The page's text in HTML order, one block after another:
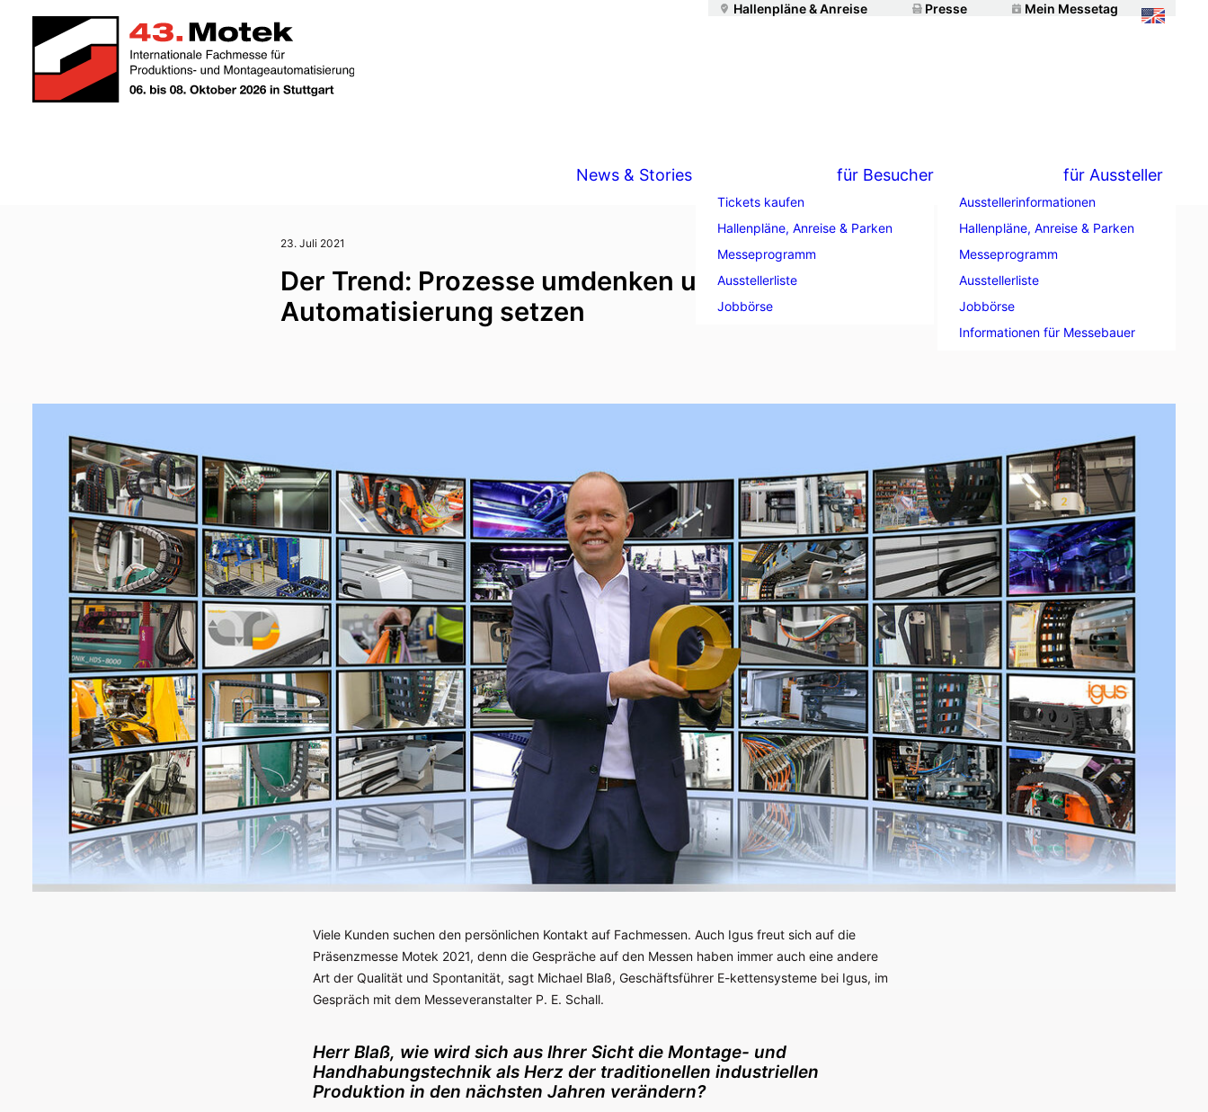
Hallenpläne & Anreise Presse Mein Messetag
News & Stories für Besucher
Tickets kaufen
Hallenpläne, Anreise & Parken
Messeprogramm
Ausstellerliste
Jobbörse
für Aussteller
Ausstellerinformationen
Hallenpläne, Anreise & Parken
Messeprogramm
Ausstellerliste
Jobbörse
Informationen für Messebauer
23. Juli 2021
Der Trend: Prozesse umdenken und auf
Automatisierung setzen
Viele Kunden suchen den persönlichen Kontakt auf Fachmessen. Auch Igus freut sich auf die
Präsenzmesse Motek 2021, denn die Gespräche auf den Messen haben immer auch eine andere
Art der Qualität und Spontanität, sagt Michael Blaß, Geschäftsführer E-kettensysteme bei Igus, im
Gespräch mit dem Messeveranstalter P. E. Schall.
Herr Blaß, wie wird sich aus Ihrer Sicht die Montage- und
Handhabungstechnik als Herz der traditionellen industriellen
Produktion in den nächsten Jahren verändern?